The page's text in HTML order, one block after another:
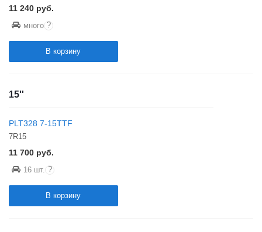
11 240 руб.
много ?
В корзину
15''
PLT328 7-15TTF
7R15
11 700 руб.
16 шт. ?
В корзину